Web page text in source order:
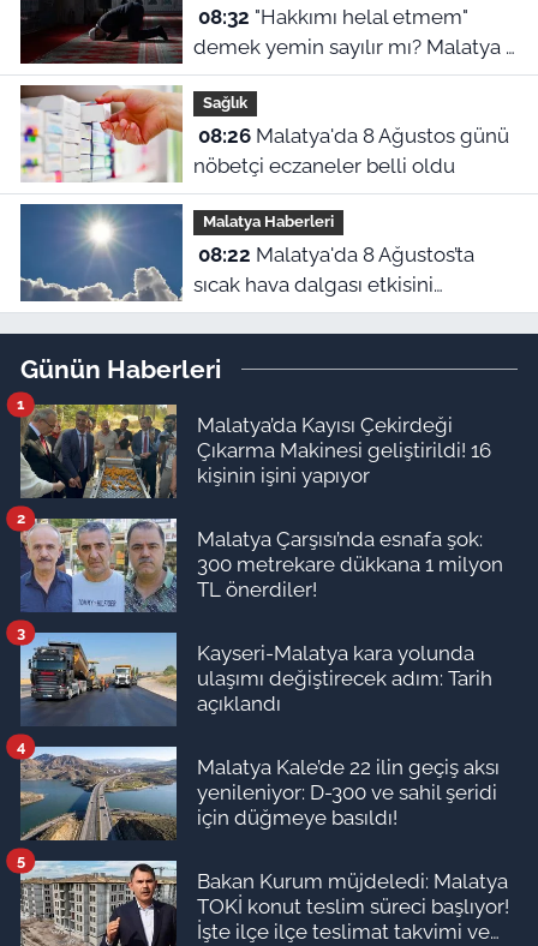
08:32
demek yemin sayılır mı? Malatya 8
Ağustos namaz vakitleri
Sağlık
08:26Malatya'da 8 Ağustos günü
nöbetçi eczaneler belli oldu
Malatya Haberleri
08:22
sıcak hava dalgası etkisini
sürdürüyor
Günün Haberleri
Malatya’da Kayısı Çekirdeği
Çıkarma Makinesi geliştirildi! 16
kişinin işini yapıyor
1
Malatya Çarşısı’nda esnafa şok:
300 metrekare dükkana 1 milyon
TL önerdiler!
2
Kayseri-Malatya kara yolunda
ulaşımı değiştirecek adım: Tarih
açıklandı
3
Malatya Kale’de 22 ilin geçiş aksı
yenileniyor: D-300 ve sahil şeridi
için düğmeye basıldı!
4
Bakan Kurum müjdeledi: Malatya
TOKİ konut teslim süreci başlıyor!
İşte ilçe ilçe teslimat takvimi ve
5